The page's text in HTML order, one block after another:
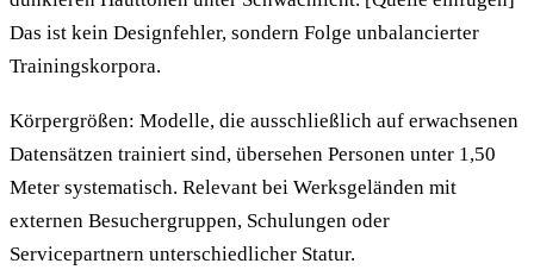
Das ist kein Designfehler, sondern Folge unbalancierter
Trainingskorpora.
Körpergrößen: Modelle, die ausschließlich auf erwachsenen
Datensätzen trainiert sind, übersehen Personen unter 1,50
Meter systematisch. Relevant bei Werksgeländen mit
externen Besuchergruppen, Schulungen oder
Servicepartnern unterschiedlicher Statur.